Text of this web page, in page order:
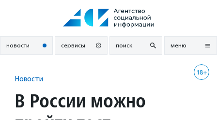
новости сервисы поиск меню
18+
Новости
В России можно